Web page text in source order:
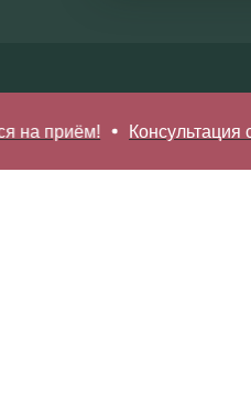
приём! Консультация